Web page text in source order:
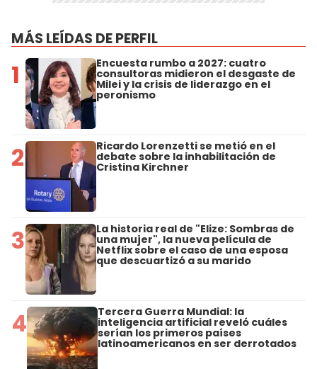
MÁS LEÍDAS DE PERFIL
1 Encuesta rumbo a 2027: cuatro
consultoras midieron el desgaste de
Milei y la crisis de liderazgo en el
peronismo
2 Ricardo Lorenzetti se metió en el
debate sobre la inhabilitación de
Cristina Kirchner
3 La historia real de "Elize: Sombras de
una mujer", la nueva película de
Netflix sobre el caso de una esposa
que descuartizó a su marido
4 Tercera Guerra Mundial: la
inteligencia artificial reveló cuáles
serían los primeros países
latinoamericanos en ser derrotados